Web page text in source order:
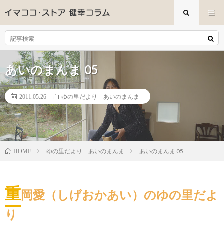
あいのまんま 05
2011.05.26 ゆの里だより あいのまんま
HOME ゆの里だより あいのまんま あいのまんま 05
重岡愛（しげおかあい）のゆの里だよ
り